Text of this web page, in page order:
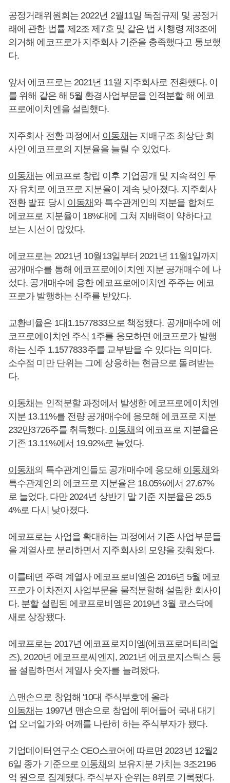
공정거래위원회는 2022년 2월11일 독점규제 및 공정거
래에 관한 법률 제2조 제7호 및 같은 법 시행령 제3조에
의거해 에코프로가 지주회사 기준을 충족했다고 통보했
다.
앞서 에코프로는 2021년 11월 지주회사로 전환했다. 이
를 위해 같은 해 5월 환경사업부문을 인적분할 해 에코
프로에이치엔을 설립했다.
지주회사 전환 과정에서 이동채는 지배구조 최상단 회
사인 에코프로의 지분율을 늘릴 수 있었다.
이동채는 에코프로 창립 이후 기업공개 및 지속적인 투
자 유치로 에코프로 지분율이 계속 낮아졌다. 지주회사
전환 발표 당시 이동채와 특수관계인의 지분을 합쳐도
에코프로 지분율이 18%대에 그쳐 지배력이 약하다고
보는 시선이 많았다.
에코프로는 2021년 10월13일부터 2021년 11월1일까지
공개매수를 통해 에코프로에이치엔 지분 공개매수에 나
섰다. 공개매수에 응한 에코프로에이치엔 주주는 에코
프로가 발행하는 신주를 받았다.
교환비율은 1대1.1577833으로 책정됐다. 공개매수에 에
코프로에이치엔 주식 1주를 응모하면 에코프로가 발행
하는 신주 1.1577833주를 교부받을 수 있다는 의미다.
소수점 미만 단위는 그에 상응하는 현금으로 돌려받는
다.
이동채는 인적분할 과정에서 발생한 에코프로에이치엔
지분 13.11%를 전량 공개매수에 응모해 에코프로 지분
232만3726주를 취득했다. 이동채의 에코프로 지분율은
기존 13.11%에서 19.92%로 늘었다.
이동채의 특수관계인들도 공개매수에 응모해 이동채와
특수관계인의 에코프로 지분율은 18.05%에서 27.67%
로 늘었다. 다만 2024년 상반기 말 기준 지분율은 25.5
4%로 다시 낮아졌다.
에코프로는 사업을 확대하는 과정에서 기존 사업부문들
을 계열사로 분리하면서 지주회사의 모양을 갖춰왔다.
이를테면 주력 계열사 에코프로비엠은 2016년 5월 에코
프로가 이차전지 사업부문을 물적분할해 설립한 회사이
다. 분할 설립된 에코프로비엠은 2019년 3월 코스닥에
새로 상장됐다.
에코프로는 2017년 에코프로지이엠(에코프로머티리얼
즈), 2020년 에코프로씨엔지, 2021년 에코로지스틱스 등
을 설립하면서 계열사 숫자를 늘려왔다.
△맨손으로 창업해 '10대 주식부호'에 올라
이동채는 1997년 맨손으로 창업에 뛰어들어 국내 대기
업 오너일가와 어깨를 나란히 하는 주식부자가 됐다.
기업데이터연구소 CEO스코어에 따르면 2023년 12월2
6일 종가 기준으로 이동채의 보유지분 가치는 3조2196
억 원으로 집계됐다. 주식부자 순위는 8위로 기록됐다.